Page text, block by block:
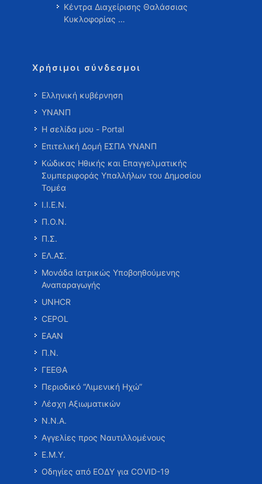
Κέντρα Διαχείρισης Θαλάσσιας
Κυκλοφορίας …
Χρήσιμοι σύνδεσμοι
Ελληνική κυβέρνηση
ΥΝΑΝΠ
Η σελίδα μου - Portal
Επιτελική Δομή ΕΣΠΑ ΥΝΑΝΠ
Κώδικας Ηθικής και Επαγγελματικής
Συμπεριφοράς Υπαλλήλων του Δημοσίου
Τομέα
Ι.Ι.Ε.Ν.
Π.Ο.Ν.
Π.Σ.
ΕΛ.ΑΣ.
Μονάδα Ιατρικώς Υποβοηθούμενης
Αναπαραγωγής
UNHCR
CEPOL
ΕΑΑΝ
Π.Ν.
ΓΕΕΘΑ
Περιοδικό “Λιμενική Ηχώ”
Λέσχη Αξιωματικών
Ν.Ν.Α.
Αγγελίες προς Ναυτιλλομένους
Ε.Μ.Υ.
Οδηγίες από ΕΟΔΥ για COVID-19